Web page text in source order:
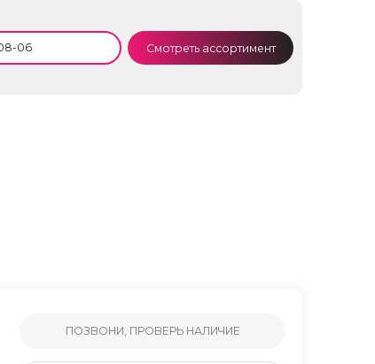
Смотреть ассортимент
ПОЗВОНИ, ПРОВЕРЬ НАЛИЧИЕ